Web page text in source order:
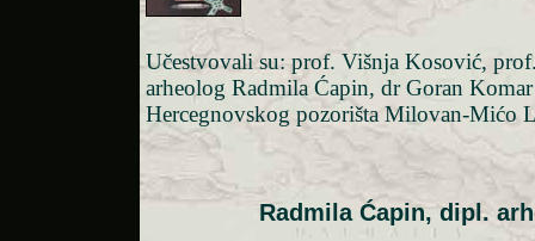
Učestvovali su: prof. Višnja Kosović,
arheolog Radmila Ćapin, dr Goran
Hercegnovskog pozorišta Milovan-Mićo
Radmila Ćapin, dipl.